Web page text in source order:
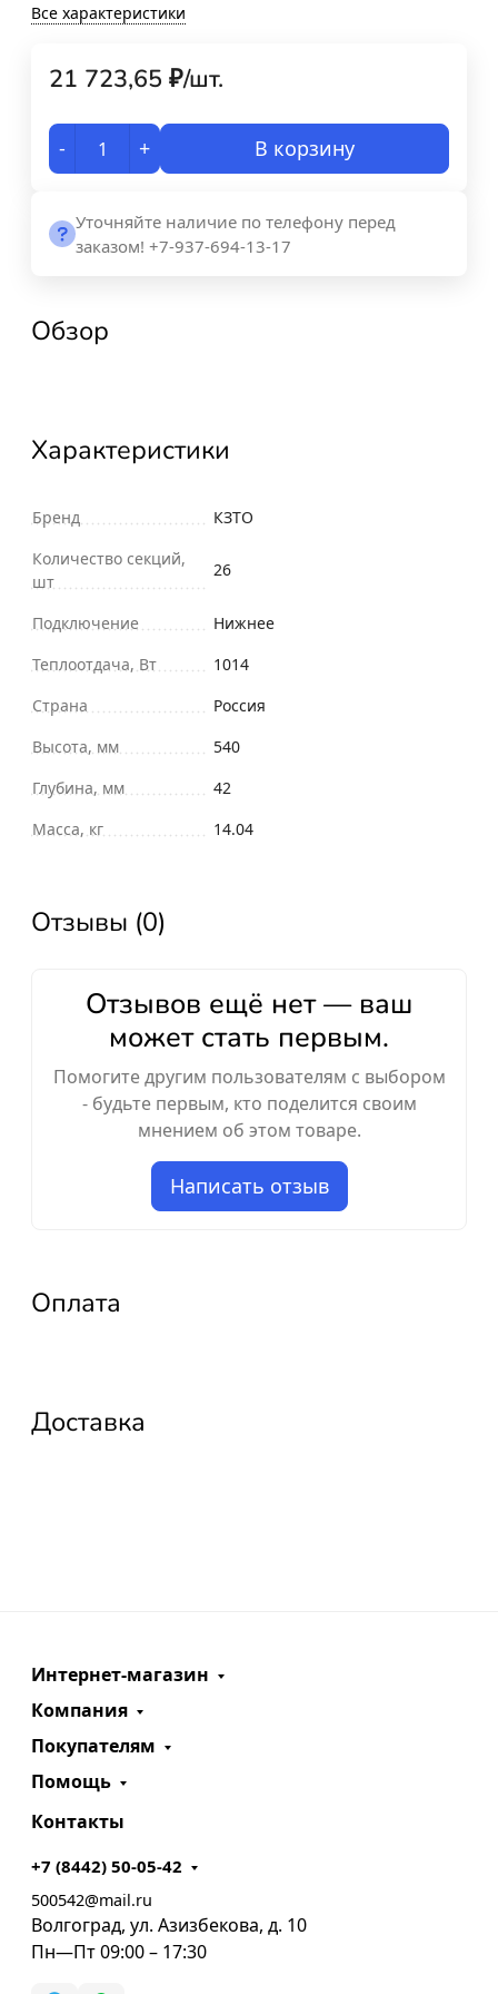
Все характеристики
21 723,65 ₽/шт.
- + В корзину
Уточняйте наличие по телефону перед
заказом! +7-937-694-13-17
Обзор
Характеристики
Бренд
КЗТО
Количество секций,
шт
26
Подключение
Нижнее
Теплоотдача, Вт
1014
Страна
Россия
Высота, мм
540
Глубина, мм
42
Масса, кг
14.04
Отзывы (0)
Отзывов ещё нет — ваш
может стать первым.
Помогите другим пользователям с выбором
- будьте первым, кто поделится своим
мнением об этом товаре.
Написать отзыв
Оплата
Доставка
Интернет-магазин
Компания
Покупателям
Помощь
Контакты
+7 (8442) 50-05-42
500542@mail.ru
Волгоград, ул. Азизбекова, д. 10
Пн—Пт 09:00 – 17:30